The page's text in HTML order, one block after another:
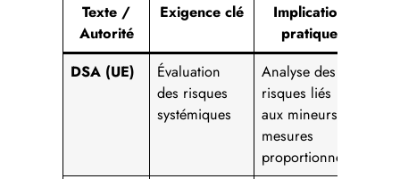
Texte /
Autorité
Exigence clé
Implication
pratique
DSA (UE)
Évaluation
des risques
systémiques
Analyse des
risques liés
aux mineurs,
mesures
proportionnées